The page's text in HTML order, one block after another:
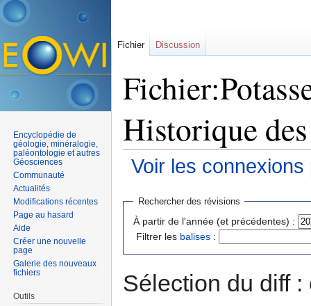
Historique
Voir les
Rechercher des révisions
À partir de l'année (et précédentes) :
Filtrer les balises :
Sélection du diff
Fichier Discussion
Encyclopédie de
géologie, minéralogie,
paléontologie et autres
Géosciences
Communauté
Actualités
Modifications récentes
Page au hasard
Aide
Créer une nouvelle
page
Galerie des nouveaux
fichiers
Outils